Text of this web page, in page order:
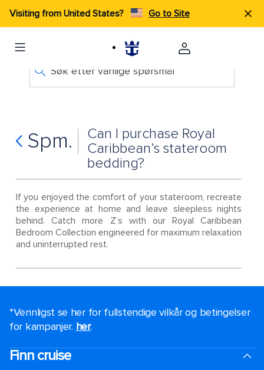
Visiting from United States? Go to Site
Søk etter vanlige spørsmål
Spm.
Can I purchase Royal
Caribbean’s stateroom
bedding?
If you enjoyed the comfort of your stateroom, recreate
the experience at home and leave sleepless nights
behind. Catch more Z’s with our Royal Caribbean
Bedroom Collection engineered for maximum relaxation
and uninterrupted rest.
*Vennligst se her for fullstendige vilkår og betingelser
for kampanjer. her.
Finn cruise